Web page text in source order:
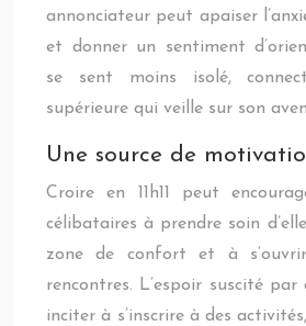
annonciateur peut apaiser
et donner un sentiment
se sent moins isolé,
supérieure qui veille sur son
Une source de
Croire en 11h11 peut
célibataires à prendre soin
zone de confort et à
rencontres. L’espoir suscité
inciter à s’inscrire à des